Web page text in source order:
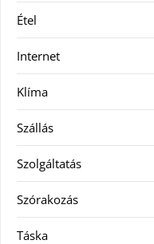
Étel
Internet
Klíma
Szállás
Szolgáltatás
Szórakozás
Táska